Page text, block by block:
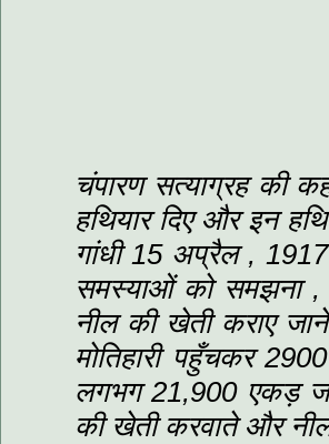
चंपारण सत्‍याग्रह की
हथियार दिए और इन
गांधी 15 अप्रैल ,
समस्याओं को समझना ,
नील की खेती कराए
मोतिहारी पहुँचकर
लगभग 21,900 एकड़
की खेती करवाते और